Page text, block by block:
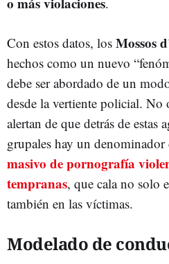
Con estos datos, los Mossos
hechos como un nuevo
debe ser abordado de un
desde la vertiente policial. No
alertan de que detrás de estas
grupales hay un
masivo de pornografía
tempranas, que cala no solo
también en las víctimas.
Modelado de